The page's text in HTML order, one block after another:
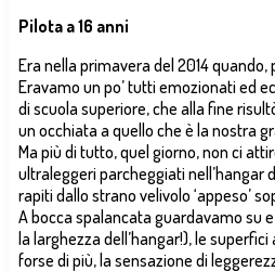
Pilota a 16 anni
Era nella primavera del 2014
Eravamo un po’ tutti emozionati ed
di scuola superiore, che alla fine
un occhiata a quello che è la nostra
Ma più di tutto, quel giorno, non ci
ultraleggeri parcheggiati nell’hangar
rapiti dallo strano velivolo ‘appeso’
A bocca spalancata guardavamo su
la larghezza dell’hangar!), le
forse di più, la sensazione di